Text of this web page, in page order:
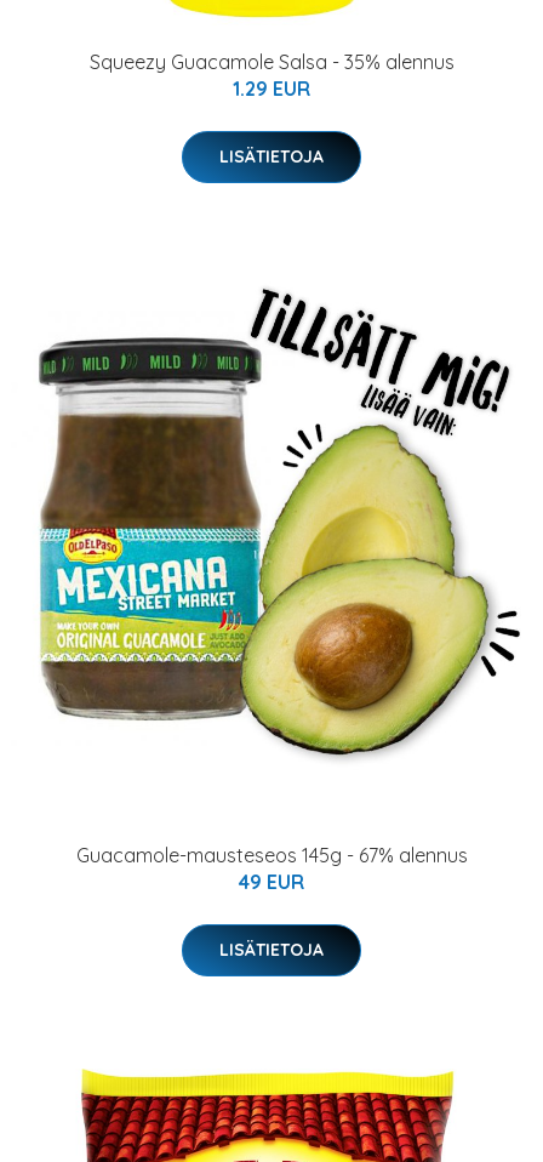
Squeezy Guacamole Salsa - 35% alennus
1.29 EUR
LISÄTIETOJA
Guacamole-mausteseos 145g - 67% alennus
49 EUR
LISÄTIETOJA